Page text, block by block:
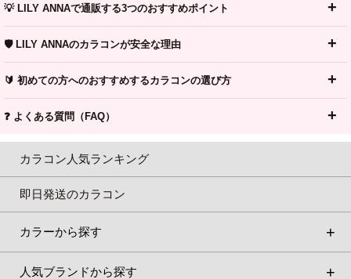
💡 LILY ANNAで通販する3つのおすすめポイント
🛡️ LILY ANNAのカラコンが安全な理由
🔰 初めての方へのおすすめするカラコンの選び方
❓ よくある質問（FAQ）
カラコン人気ランキング
即日発送のカラコン
カラーから探す
人気ブランドから探す